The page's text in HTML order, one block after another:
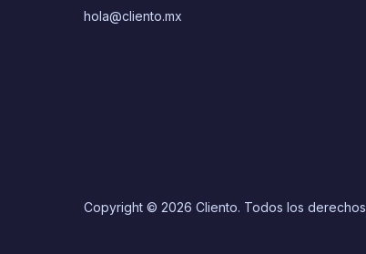
hola@cliento.mx
Copyright © 2026 Cliento. Todos los